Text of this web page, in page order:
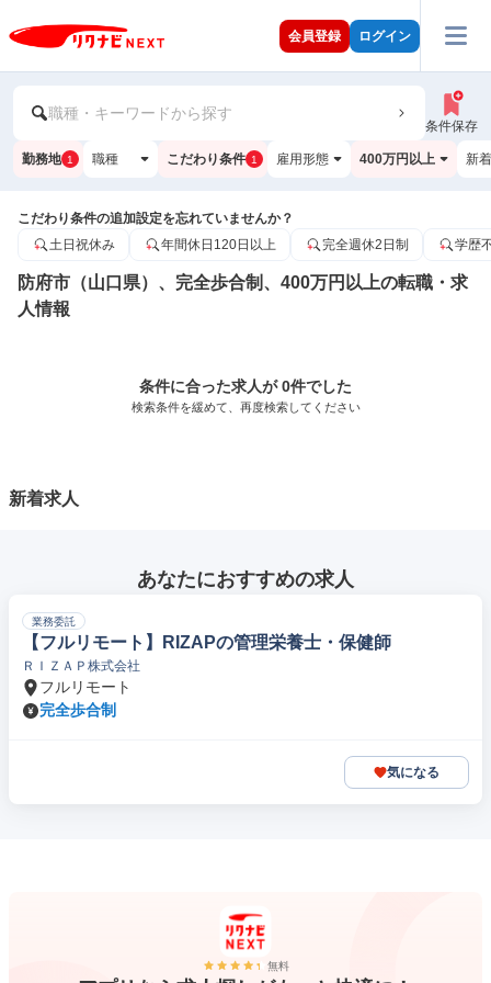
会員登録 ログイン
職種・キーワードから探す
条件保存
勤務地 1 職種 こだわり条件 1 雇用形態 400万円以上 新
こだわり条件の追加設定を忘れていませんか？
土日祝休み
年間休日120日以上 完全週休2日制 学歴
防府市（山口県）、完全歩合制、400万円以上の転職・求
人情報
条件に合った求人が 0件でした
検索条件を緩めて、再度検索してください
新着求人
あなたにおすすめの求人
業務委託
【フルリモート】RIZAPの管理栄養士・保健師
ＲＩＺＡＰ株式会社
フルリモート
完全歩合制
気になる
無料